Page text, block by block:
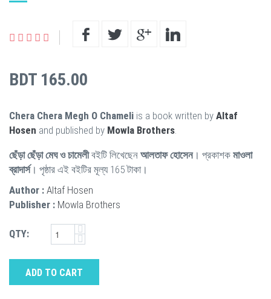
BDT 165.00
Chera Chera Megh O Chameli is a book written by Altaf
Hosen and published by Mowla Brothers
ছেঁড়া ছেঁড়া মেঘ ও চামেলীবইটি লিখেছেন আলতাফ হোসেন। প্রকাশক মাওলা
ব্রাদার্স। পৃষ্ঠার এই বইটির মূল্য 165 টাকা।
Author : Altaf Hosen
Publisher : Mowla Brothers
QTY:
ADD TO CART